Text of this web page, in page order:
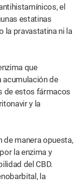
el
estatinas
la pravastatina ni la
que
acumulación de
de estos fármacos
y la
manera opuesta,
la enzima y
del CBD.
la